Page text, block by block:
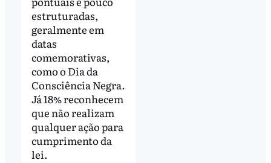
estruturadas,
geralmente em
datas
comemorativas,
como o Dia da
Consciência Negra.
Já 18% reconhecem
que não realizam
qualquer ação para
cumprimento da
lei.